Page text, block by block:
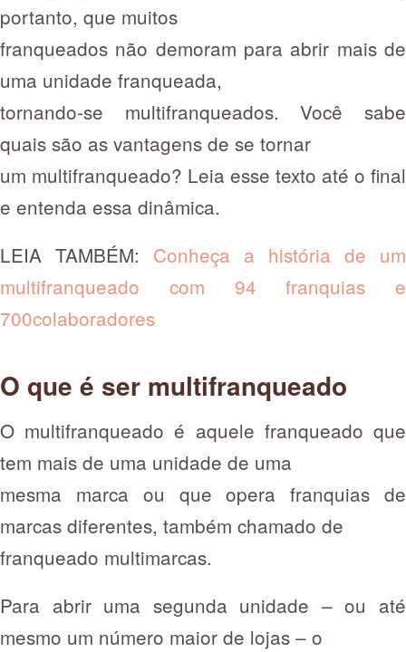
portanto, que muitos
franqueados não demoram para abrir mais de
uma unidade franqueada,
tornando-se multifranqueados. Você sabe
quais são as vantagens de se tornar
um multifranqueado? Leia esse texto até o final
e entenda essa dinâmica.
LEIA TAMBÉM: Conheça a história de um
multifranqueado com 94 franquias e
700colaboradores
O que é ser multifranqueado
O multifranqueado é aquele franqueado que
tem mais de uma unidade de uma
mesma marca ou que opera franquias de
marcas diferentes, também chamado de
franqueado multimarcas.
Para abrir uma segunda unidade – ou até
mesmo um número maior de lojas – o